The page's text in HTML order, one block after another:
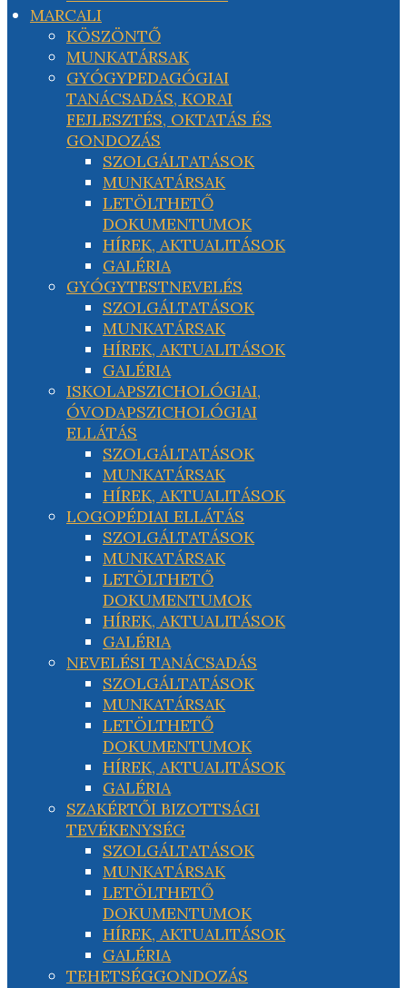
MARCALI
KÖSZÖNTŐ
MUNKATÁRSAK
GYÓGYPEDAGÓGIAI
TANÁCSADÁS, KORAI
FEJLESZTÉS, OKTATÁS ÉS
GONDOZÁS
SZOLGÁLTATÁSOK
MUNKATÁRSAK
LETÖLTHETŐ
DOKUMENTUMOK
HÍREK, AKTUALITÁSOK
GALÉRIA
GYÓGYTESTNEVELÉS
SZOLGÁLTATÁSOK
MUNKATÁRSAK
HÍREK, AKTUALITÁSOK
GALÉRIA
ISKOLAPSZICHOLÓGIAI,
ÓVODAPSZICHOLÓGIAI
ELLÁTÁS
SZOLGÁLTATÁSOK
MUNKATÁRSAK
HÍREK, AKTUALITÁSOK
LOGOPÉDIAI ELLÁTÁS
SZOLGÁLTATÁSOK
MUNKATÁRSAK
LETÖLTHETŐ
DOKUMENTUMOK
HÍREK, AKTUALITÁSOK
GALÉRIA
NEVELÉSI TANÁCSADÁS
SZOLGÁLTATÁSOK
MUNKATÁRSAK
LETÖLTHETŐ
DOKUMENTUMOK
HÍREK, AKTUALITÁSOK
GALÉRIA
SZAKÉRTŐI BIZOTTSÁGI
TEVÉKENYSÉG
SZOLGÁLTATÁSOK
MUNKATÁRSAK
LETÖLTHETŐ
DOKUMENTUMOK
HÍREK, AKTUALITÁSOK
GALÉRIA
TEHETSÉGGONDOZÁS